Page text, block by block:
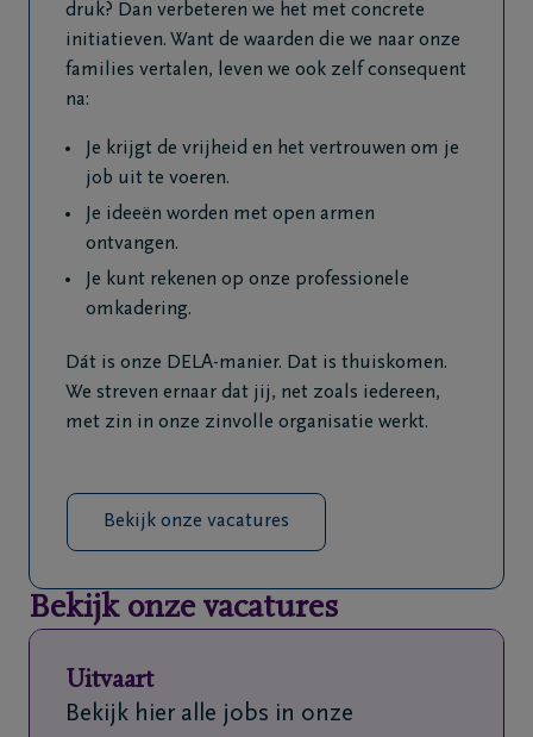
66
druk? Dan verbeteren we het met concrete
initiatieven. Want de waarden die we naar onze
families vertalen, leven we ook zelf consequent
na:
Je krijgt de vrijheid en het vertrouwen om je
job uit te voeren.
Je ideeën worden met open armen
ontvangen.
Je kunt rekenen op onze professionele
omkadering.
Dát is onze DELA-manier. Dat is thuiskomen.
We streven ernaar dat jij, net zoals iedereen,
met zin in onze zinvolle organisatie werkt.
Bekijk onze vacatures
Bekijk onze vacatures
Uitvaart
Bekijk hier alle jobs in onze